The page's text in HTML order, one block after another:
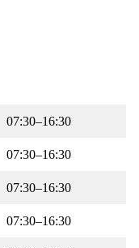
07:30–16:30
07:30–16:30
07:30–16:30
07:30–16:30